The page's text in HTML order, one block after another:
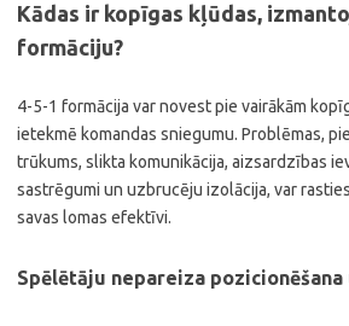
Kādas ir kopīgas kļūdas,
formāciju?
4-5-1 formācija var novest pie vairākām
ietekmē komandas sniegumu. Problēmas,
trūkums, slikta komunikācija, aizsardzības
sastrēgumi un uzbrucēju izolācija, var
savas lomas efektīvi.
Spēlētāju nepareiza pozicionēšana